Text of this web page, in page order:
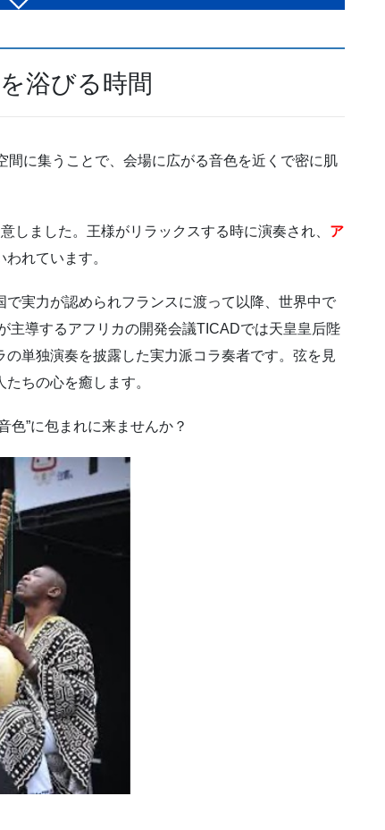
浴びる時間
に集うことで、会場に広がる音色を近くで密に肌
しました。王様がリラックスする時に演奏され、 ア
われています。
実力が認められフランスに渡って以降、世界中で
主導するアフリカの開発会議TICADでは天皇皇后陛
単独演奏を披露した実力派コラ奏者です。弦を見
ちの心を癒します。
色”に包まれに来ませんか？